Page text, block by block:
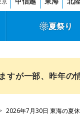
夏祭り
が一部、昨年の
2026年7月30日 東海の夏